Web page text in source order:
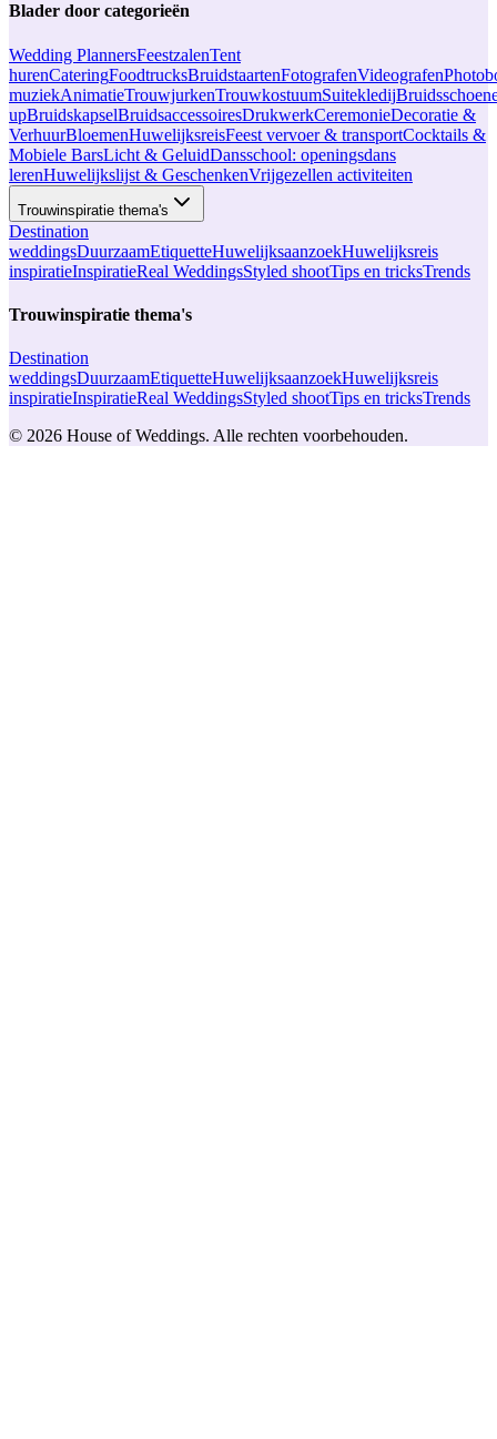
Blader door categorieën
Wedding PlannersFeestzalenTent
hurenCateringFoodtrucksBruidstaartenFotografenVideografen
muziekAnimatieTrouwjurkenTrouwkostuumSuitekledij
upBruidskapselBruidsaccessoiresDrukwerkCeremonieDecoratie &
VerhuurBloemenHuwelijksreisFeest vervoer & transportCocktails &
Mobiele BarsLicht & GeluidDansschool: openingsdans
lerenHuwelijkslijst & GeschenkenVrijgezellen activiteiten
Trouwinspiratie thema's
Destination
weddingsDuurzaamEtiquetteHuwelijksaanzoekHuwelijksreis
inspiratieInspiratieReal WeddingsStyled shootTips en tricksTrends
Trouwinspiratie thema's
Destination
weddingsDuurzaamEtiquetteHuwelijksaanzoekHuwelijksreis
inspiratieInspiratieReal WeddingsStyled shootTips en tricksTrends
© 2026 House of Weddings. Alle rechten voorbehouden.